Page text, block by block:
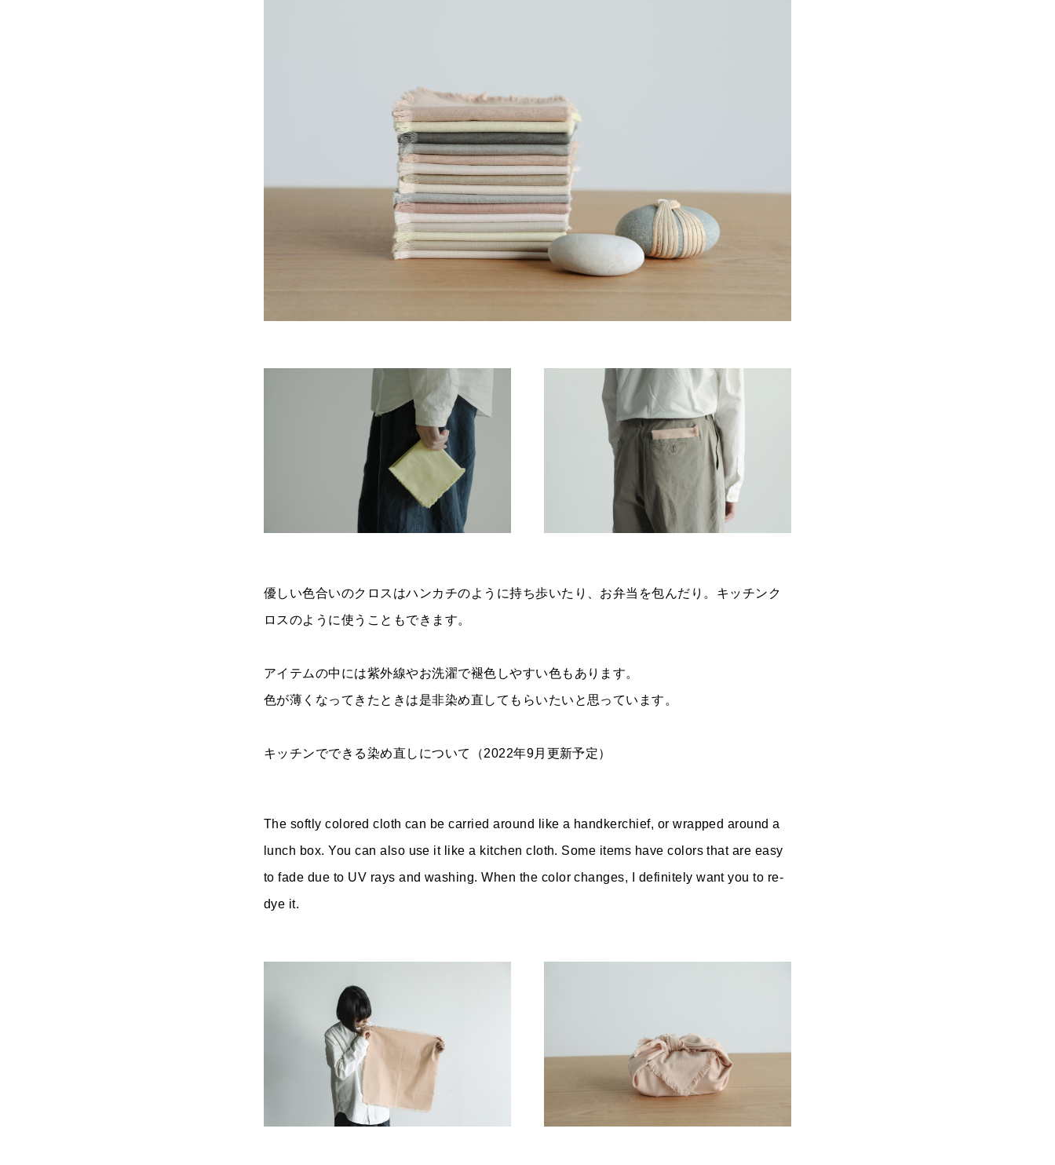
優しい色合いのクロスはハンカチのように持ち歩いたり、お弁当を包んだり。キッチンク
ロスのように使うこともできます。
アイテムの中には紫外線やお洗濯で褪色しやすい色もあります。
色が薄くなってきたときは是非染め直してもらいたいと思っています。
キッチンでできる染め直しについて（2022年9月更新予定）
The softly colored cloth can be carried around like a handkerchief, or wrapped around a
lunch box. You can also use it like a kitchen cloth. Some items have colors that are easy
to fade due to UV rays and washing. When the color changes, I definitely want you to re-
dye it.